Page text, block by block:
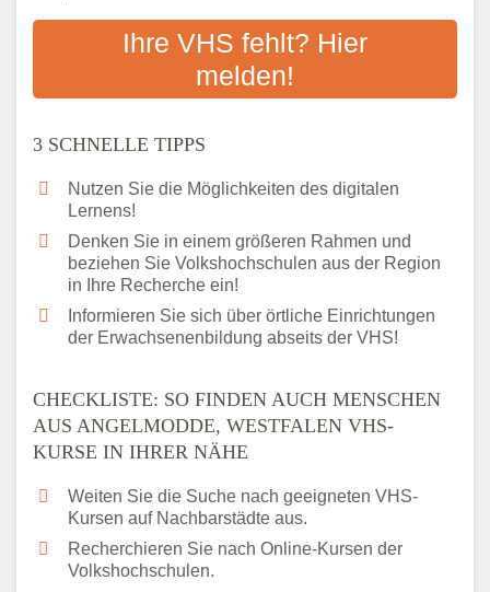
Checkliste: Darauf kommt es bei
Bildungsangeboten an
Das bundesweite Volkshochschulwesen
Ihre VHS fehlt? Hier
melden!
3 SCHNELLE TIPPS
Nutzen Sie die Möglichkeiten des digitalen
Lernens!
Denken Sie in einem größeren Rahmen und
beziehen Sie Volkshochschulen aus der Region
in Ihre Recherche ein!
Informieren Sie sich über örtliche Einrichtungen
der Erwachsenenbildung abseits der VHS!
CHECKLISTE: SO FINDEN AUCH MENSCHEN
AUS ANGELMODDE, WESTFALEN VHS-
KURSE IN IHRER NÄHE
Weiten Sie die Suche nach geeigneten VHS-
Kursen auf Nachbarstädte aus.
Recherchieren Sie nach Online-Kursen der
Volkshochschulen.